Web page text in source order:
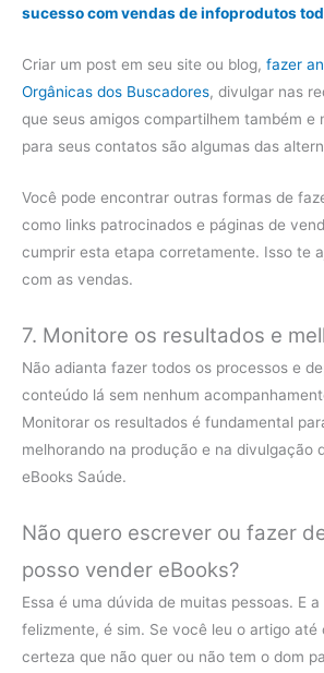
sucesso com vendas de infoprodutos
Criar um post em seu site ou blog, fazer
Orgânicas dos Buscadores, divulgar nas
que seus amigos compartilhem também e
para seus contatos são algumas das
Você pode encontrar outras formas de
como links patrocinados e páginas de
cumprir esta etapa corretamente. Isso te
com as vendas.
7. Monitore os resultados e
Não adianta fazer todos os processos e
conteúdo lá sem nenhum
Monitorar os resultados é fundamental
melhorando na produção e na divulgação
eBooks Saúde.
Não quero escrever ou fazer
posso vender eBooks?
Essa é uma dúvida de muitas pessoas. E
felizmente, é sim. Se você leu o artigo até
certeza que não quer ou não tem o dom